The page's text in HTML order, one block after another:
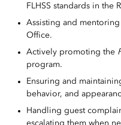
FLHSS standards in the
Assisting and
Office.
Actively promoting the
program.
Ensuring and
behavior, and
Handling guest
escalating them when